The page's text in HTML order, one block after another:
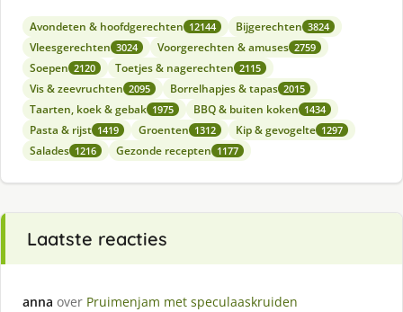
Avondeten & hoofdgerechten 12144 Bijgerechten 3824
Vleesgerechten 3024 Voorgerechten & amuses 2759
Soepen 2120 Toetjes & nagerechten 2115
Vis & zeevruchten 2095 Borrelhapjes & tapas 2015
Taarten, koek & gebak 1975 BBQ & buiten koken 1434
Pasta & rijst 1419 Groenten 1312 Kip & gevogelte 1297
Salades 1216 Gezonde recepten 1177
Laatste reacties
anna over Pruimenjam met speculaaskruiden